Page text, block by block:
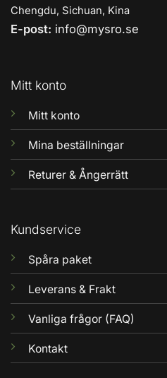
Chengdu, Sichuan, Kina
E-post: info@mysro.se
Mitt konto
Mitt konto
Mina beställningar
Returer & Ångerrätt
Kundservice
Spåra paket
Leverans & Frakt
Vanliga frågor (FAQ)
Kontakt